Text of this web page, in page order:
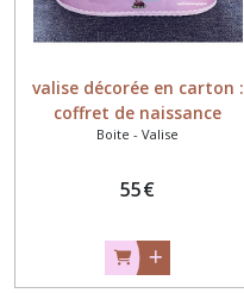
valise décorée en carton :
coffret de naissance
personnalisé
Boite - Valise
55€